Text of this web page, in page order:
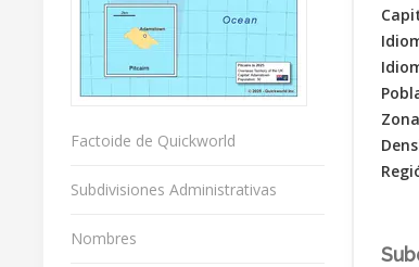
Factoide de Quickworld
Subdivisiones Administrativas
Nombres